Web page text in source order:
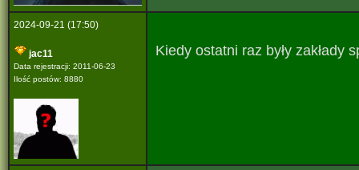
2024-09-21 (17:50)
jac11
Data rejestracji: 2011-06-23
Ilość postów: 8880
Kiedy ostatni raz były zakłady